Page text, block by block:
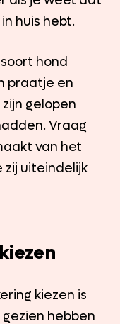
huis hebt.
hond
praatje en
gelopen
Vraag
van het
zij uiteindelijk
kiezen is
hebben